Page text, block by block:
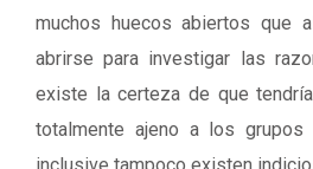
muchos huecos abiertos que
abrirse para investigar las
existe la certeza de que
totalmente ajeno a los